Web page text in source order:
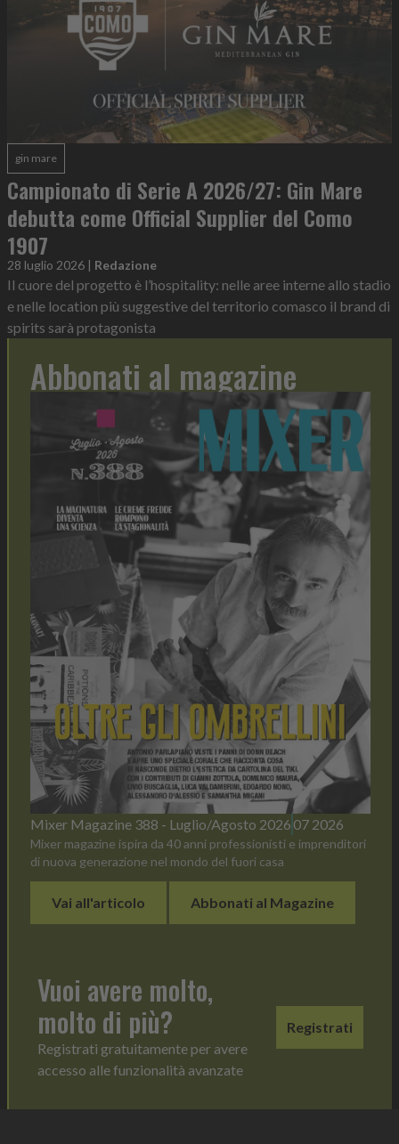
gin mare
Campionato di Serie A 2026/27: Gin Mare
debutta come Official Supplier del Como
1907
28 luglio 2026 | Redazione
Il cuore del progetto è l’hospitality: nelle aree interne allo stadio
e nelle location più suggestive del territorio comasco il brand di
spirits sarà protagonista
Abbonati al magazine
Mixer Magazine 388 - Luglio/Agosto 2026 07 2026
Mixer magazine ispira da 40 anni professionisti e imprenditori
di nuova generazione nel mondo del fuori casa
Vai all'articolo Abbonati al Magazine
Vuoi avere molto,
molto di più?
Registrati gratuitamente per avere
accesso alle funzionalità avanzate
Registrati